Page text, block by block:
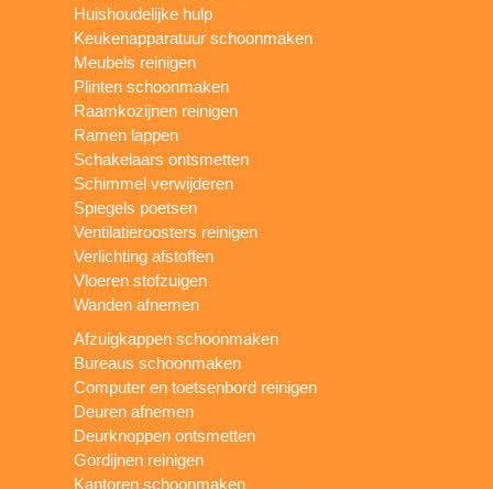
Huishoudelijke hulp
Keukenapparatuur schoonmaken
Meubels reinigen
Plinten schoonmaken
Raamkozijnen reinigen
Ramen lappen
Schakelaars ontsmetten
Schimmel verwijderen
Spiegels poetsen
Ventilatieroosters reinigen
Verlichting afstoffen
Vloeren stofzuigen
Wanden afnemen
Afzuigkappen schoonmaken
Bureaus schoonmaken
Computer en toetsenbord reinigen
Deuren afnemen
Deurknoppen ontsmetten
Gordijnen reinigen
Kantoren schoonmaken